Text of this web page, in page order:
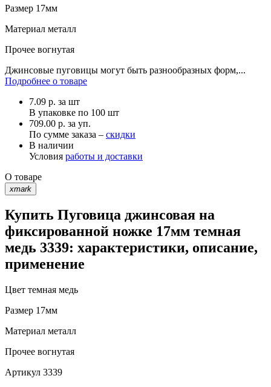
Размер 17мм
Материал металл
Прочее вогнутая
Джинсовые пуговицы могут быть разнообразных форм,...
Подробнее о товаре
7.09 р. за шт
В упаковке по 100 шт
709.00 р. за уп.
По сумме заказа – скидки
В наличии
Условия работы и доставки
О товаре
xmark
Купить Пуговица джинсовая на
фиксированной ножке 17мм темная
медь 3339: характеристики, описание,
применение
Цвет темная медь
Размер 17мм
Материал металл
Прочее вогнутая
Артикул 3339